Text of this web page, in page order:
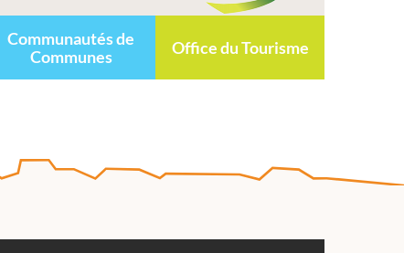
Communautés de
Communes
Office du Tourisme